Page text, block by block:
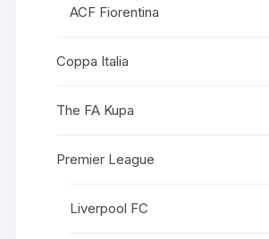
ACF Fiorentina
Coppa Italia
The FA Kupa
Premier League
Liverpool FC